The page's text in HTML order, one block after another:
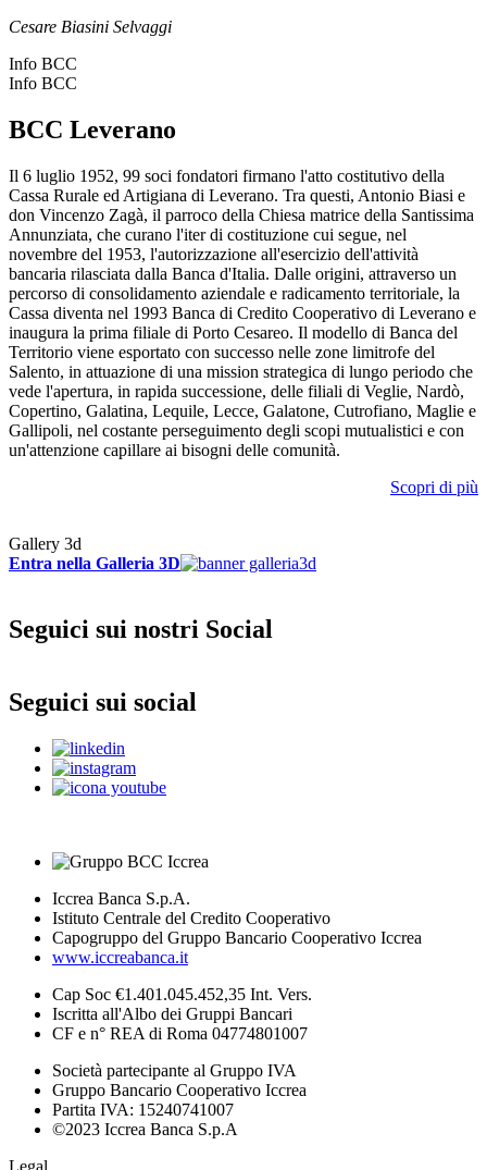
Cesare Biasini Selvaggi
Info BCC
Info BCC
BCC Leverano
Il 6 luglio 1952, 99 soci fondatori firmano l'atto costitutivo della
Cassa Rurale ed Artigiana di Leverano. Tra questi, Antonio Biasi e
don Vincenzo Zagà, il parroco della Chiesa matrice della Santissima
Annunziata, che curano l'iter di costituzione cui segue, nel
novembre del 1953, l'autorizzazione all'esercizio dell'attività
bancaria rilasciata dalla Banca d'Italia. Dalle origini, attraverso un
percorso di consolidamento aziendale e radicamento territoriale, la
Cassa diventa nel 1993 Banca di Credito Cooperativo di Leverano e
inaugura la prima filiale di Porto Cesareo. Il modello di Banca del
Territorio viene esportato con successo nelle zone limitrofe del
Salento, in attuazione di una mission strategica di lungo periodo che
vede l'apertura, in rapida successione, delle filiali di Veglie, Nardò,
Copertino, Galatina, Lequile, Lecce, Galatone, Cutrofiano, Maglie e
Gallipoli, nel costante perseguimento degli scopi mutualistici e con
un'attenzione capillare ai bisogni delle comunità.
Scopri di più
Gallery 3d
Entra nella Galleria 3D
Seguici sui nostri Social
Seguici sui social
Iccrea Banca S.p.A.
Istituto Centrale del Credito Cooperativo
Capogruppo del Gruppo Bancario Cooperativo Iccrea
www.iccreabanca.it
Cap Soc €1.401.045.452,35 Int. Vers.
Iscritta all'Albo dei Gruppi Bancari
CF e n° REA di Roma 04774801007
Società partecipante al Gruppo IVA
Gruppo Bancario Cooperativo Iccrea
Partita IVA: 15240741007
©2023 Iccrea Banca S.p.A
Legal